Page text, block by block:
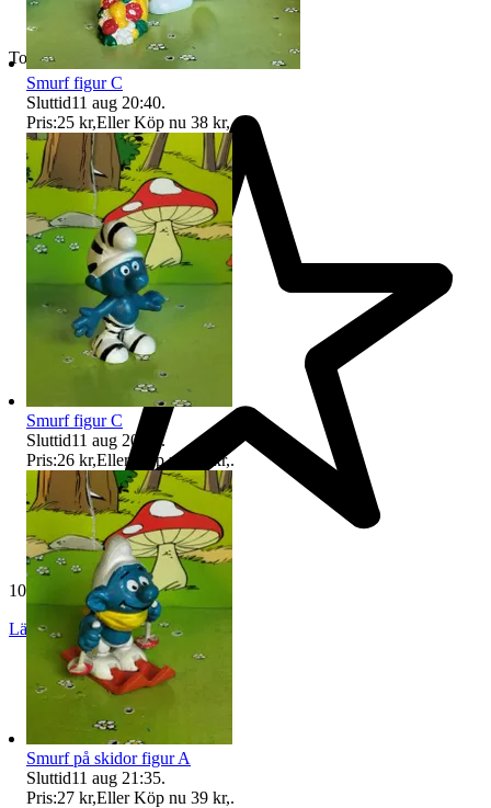
Toppsäljare
10 801 omdömen
Läs omdömen Följ
Smurf figur C
Sluttid11 aug 20:40.
Pris:25 kr,Eller Köp nu 38 kr,.
Smurf figur C
Sluttid11 aug 20:49 .
Pris:26 kr,Eller Köp nu 38 kr,.
Smurf på skidor figur A
Sluttid11 aug 21:35.
Pris:27 kr,Eller Köp nu 39 kr,.